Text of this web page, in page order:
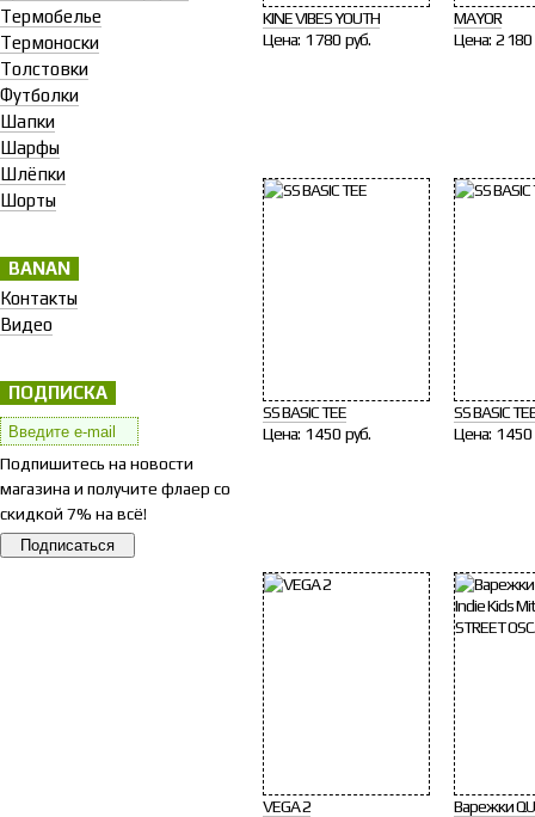
KINE VIBES YOUTH
Цена: 1 780 руб.
MAYOR
Цена: 2 180
SS BASIC TEE
Цена: 1 450 руб.
SS BASIC
Цена: 1 450
VEGA 2
Варежки
Термобелье
Термоноски
Толстовки
Футболки
Шапки
Шарфы
Шлёпки
Шорты
BANAN
Контакты
Видео
ПОДПИСКА
Подпишитесь на новости
магазина и получите флаер со
скидкой 7% на всё!